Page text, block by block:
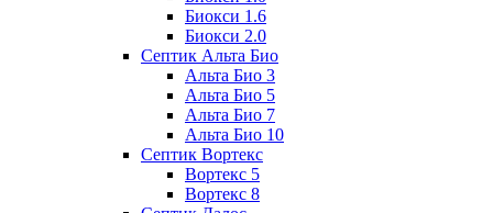
Биокси 1.6
Биокси 2.0
Септик Альта Био
Альта Био 3
Альта Био 5
Альта Био 7
Альта Био 10
Септик Вортекс
Вортекс 5
Вортекс 8